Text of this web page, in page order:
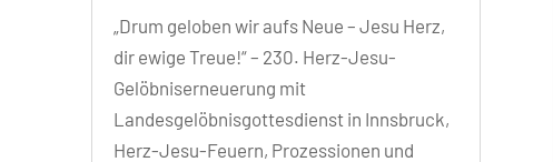
„Drum geloben wir aufs Neue – Jesu Herz,
dir ewige Treue!“ – 230. Herz-Jesu-
Gelöbniserneuerung mit
Landesgelöbnisgottesdienst in Innsbruck,
Herz-Jesu-Feuern, Prozessionen und